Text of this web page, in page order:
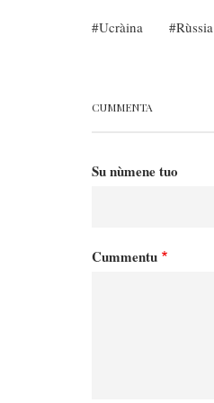
Ucràina Rùssia
CUMMENTA
Su nùmene tuo
Cummentu